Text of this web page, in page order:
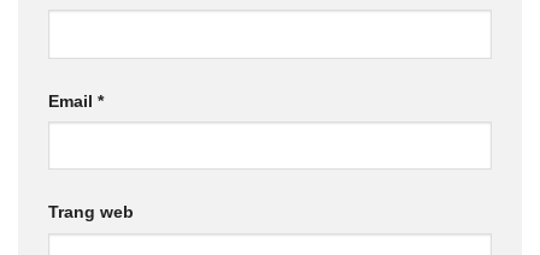
Email *
Trang web